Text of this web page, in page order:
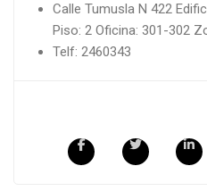
Calle Tumusla N 422
Piso: 2 Oficina: 301-302
Telf: 2460343